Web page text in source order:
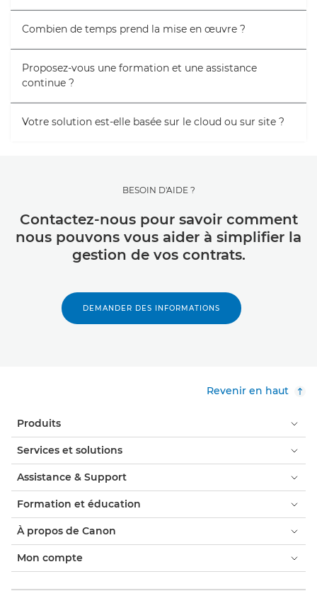
Combien de temps prend la mise en œuvre ?
Proposez-vous une formation et une assistance
continue ?
Votre solution est-elle basée sur le cloud ou sur site ?
BESOIN D'AIDE ?
Contactez-nous pour savoir comment
nous pouvons vous aider à simplifier la
gestion de vos contrats.
DEMANDER DES INFORMATIONS
Revenir en haut
Produits
Services et solutions
Assistance & Support
Formation et éducation
À propos de Canon
Mon compte